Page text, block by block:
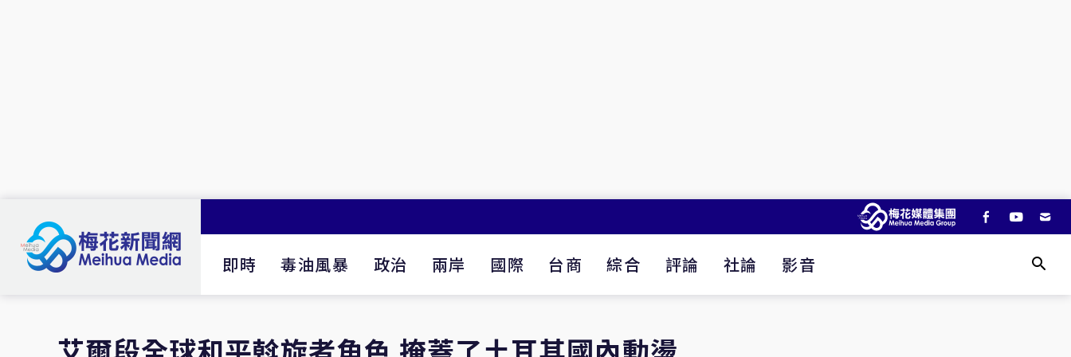
即時 毒油風暴 政治 兩岸 國際 台商 綜合 評論 社論 影音